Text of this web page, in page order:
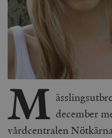
M december
vårdcentralen